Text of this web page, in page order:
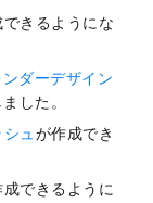
きるようにな
ダーデザイン
した。
ュが作成でき
成できるように